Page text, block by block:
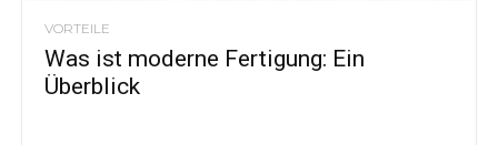
VORTEILE
Was ist moderne Fertigung: Ein
Überblick